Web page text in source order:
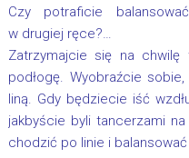
Czy potraficie
w drugiej ręce?…
Zatrzymajcie się na
podłogę. Wyobraźcie
liną. Gdy będziecie iść
jakbyście byli tancerzami
chodzić po linie i